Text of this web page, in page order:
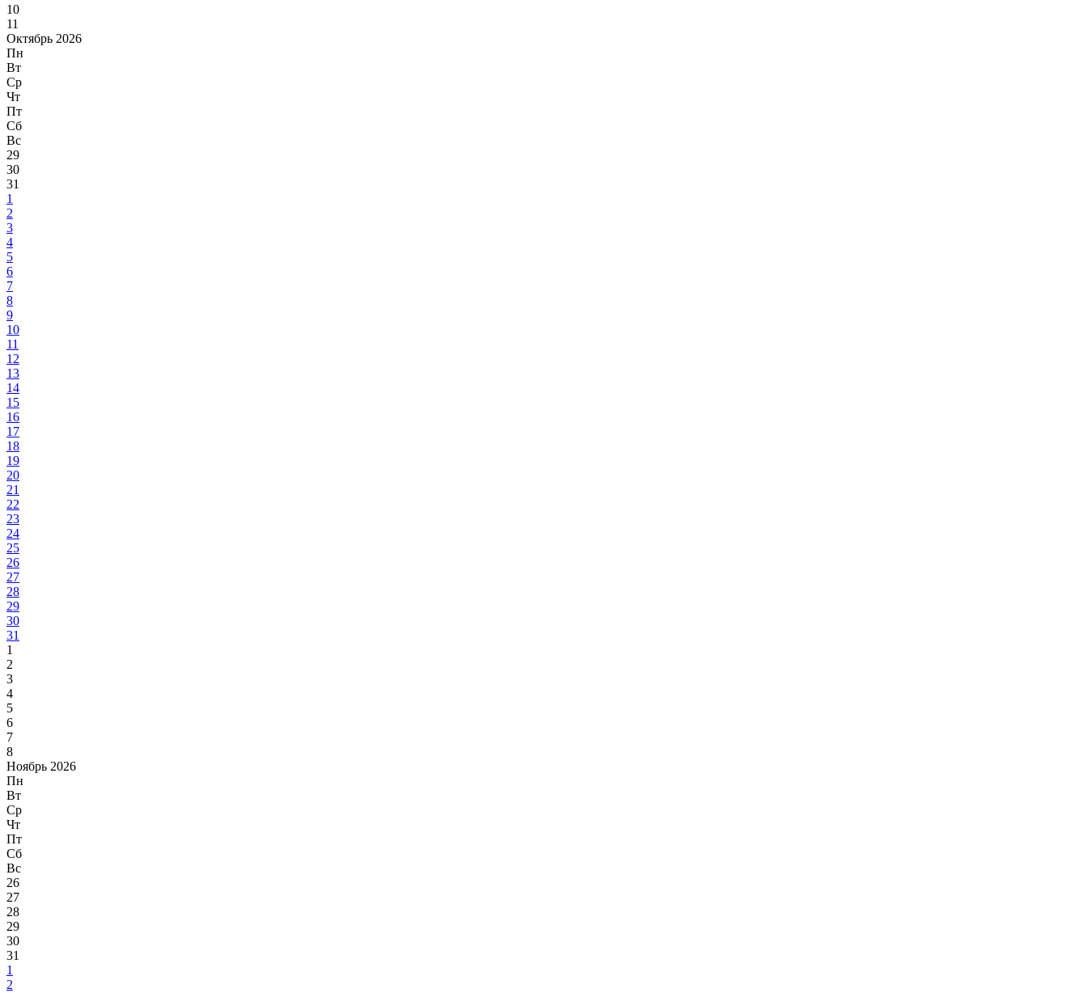
10
11
Октябрь 2026
Пн
Вт
Ср
Чт
Пт
Сб
Вс
29
30
31
1
2
3
4
5
6
7
8
9
10
11
12
13
14
15
16
17
18
19
20
21
22
23
24
25
26
27
28
29
30
31
1
2
3
4
5
6
7
8
Ноябрь 2026
Пн
Вт
Ср
Чт
Пт
Сб
Вс
26
27
28
29
30
31
1
2